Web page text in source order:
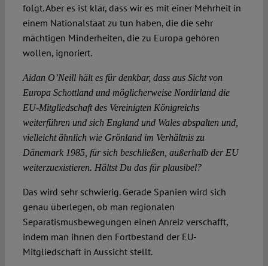
folgt. Aber es ist klar, dass wir es mit einer Mehrheit in
einem Nationalstaat zu tun haben, die die sehr
mächtigen Minderheiten, die zu Europa gehören
wollen, ignoriert.
Aidan O’Neill hält es für denkbar, dass aus Sicht von
Europa Schottland und möglicherweise Nordirland die
EU-Mitgliedschaft des Vereinigten Königreichs
weiterführen und sich England und Wales abspalten und,
vielleicht ähnlich wie Grönland im Verhältnis zu
Dänemark 1985, für sich beschließen, außerhalb der EU
weiterzuexistieren. Hältst Du das für plausibel?
Das wird sehr schwierig. Gerade Spanien wird sich
genau überlegen, ob man regionalen
Separatismusbewegungen einen Anreiz verschafft,
indem man ihnen den Fortbestand der EU-
Mitgliedschaft in Aussicht stellt.